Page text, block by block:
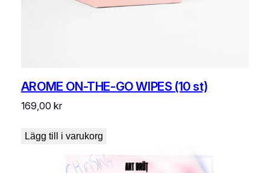
AROME ON-THE-GO WIPES (10 st)
169,00 kr
Lägg till i varukorg